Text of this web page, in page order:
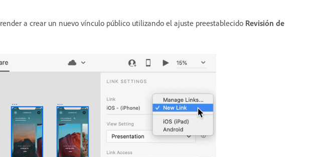
a crear un nuevo vínculo público utilizando el ajuste preestablecido Revisión de